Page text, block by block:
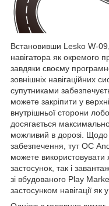
Встановивши Lesko W-
навігатора як окремого
завдяки своєму
зовнішніх навігаційних
супутниками
можете закріпити у
внутрішньої сторони
досягається
можливий в дорозі. Щодо
забезпечення, тут ОС
можете
застосунок, так і
зі вбудованого Play
застосунком навігації як